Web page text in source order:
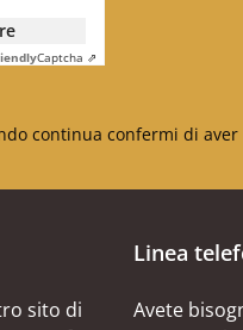
Captcha ⇗
continua confermi di
sito di
Linea
Avete